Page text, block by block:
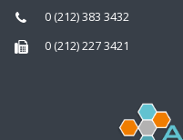
0 (212) 383 3432
0 (212) 227 3421